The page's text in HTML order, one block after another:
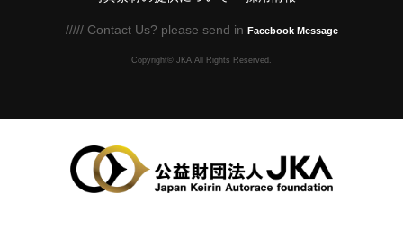
///// Contact Us? please send in Facebook Message
Copyright© JKA.All Rights Reserved.